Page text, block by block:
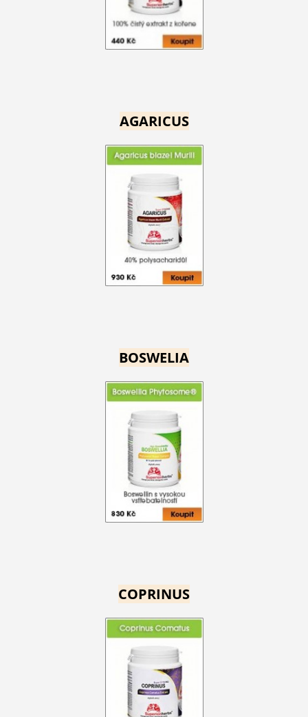
AGARICUS
BOSWELIA
COPRINUS